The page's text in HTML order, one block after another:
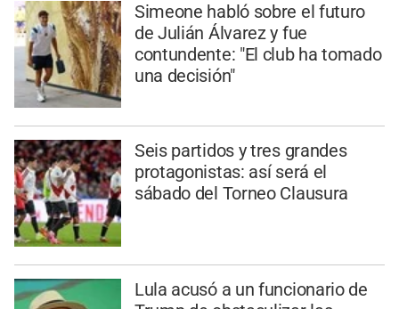
Simeone habló sobre el futuro
de Julián Álvarez y fue
contundente: "El club ha tomado
una decisión"
Seis partidos y tres grandes
protagonistas: así será el
sábado del Torneo Clausura
Lula acusó a un funcionario de